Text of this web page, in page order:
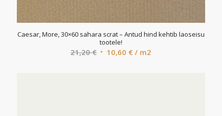
Caesar, More, 30×60 sahara scrat – Antud hind kehtib laoseisu
tootele!
21,20€ Algne
10,60 €Current
/ m2